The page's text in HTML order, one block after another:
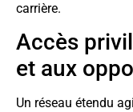
carrière.
Accès
et aux
Un réseau étendu